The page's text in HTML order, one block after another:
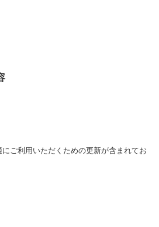
ご利用いただくための更新が含まれてお